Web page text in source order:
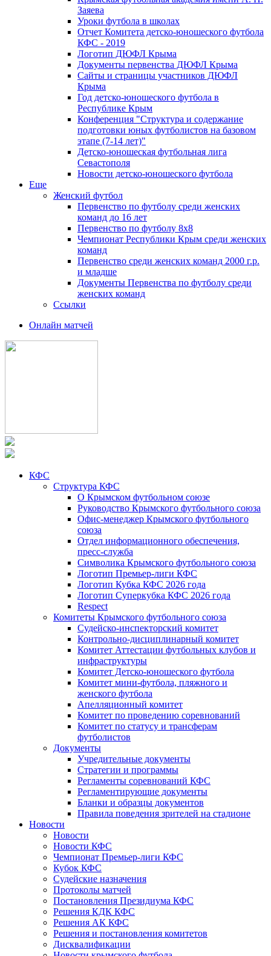
Заяева
Уроки футбола в школах
Отчет Комитета детско-юношеского футбола
КФС - 2019
Логотип ДЮФЛ Крыма
Документы первенства ДЮФЛ Крыма
Сайты и страницы участников ДЮФЛ
Крыма
Год детско-юношеского футбола в
Республике Крым
Конференция "Структура и содержание
подготовки юных футболистов на базовом
этапе (7-14 лет)"
Детско-юношеская футбольная лига
Севастополя
Новости детско-юношеского футбола
Еще
Женский футбол
Первенство по футболу среди женских
команд до 16 лет
Первенство по футболу 8х8
Чемпионат Республики Крым среди женских
команд
Первенство среди женских команд 2000 г.р.
и младше
Документы Первенства по футболу среди
женских команд
Ссылки
Онлайн матчей
КФС
Структура КФС
О Крымском футбольном союзе
Руководство Крымского футбольного союза
Офис-менеджер Крымского футбольного
союза
Отдел информационного обеспечения,
пресс-служба
Символика Крымского футбольного союза
Логотип Премьер-лиги КФС
Логотип Кубка КФС 2026 года
Логотип Суперкубка КФС 2026 года
Respect
Комитеты Крымского футбольного союза
Судейско-инспекторский комитет
Контрольно-дисциплинарный комитет
Комитет Аттестации футбольных клубов и
инфраструктуры
Комитет Детско-юношеского футбола
Комитет мини-футбола, пляжного и
женского футбола
Апелляционный комитет
Комитет по проведению соревнований
Комитет по статусу и трансферам
футболистов
Документы
Учредительные документы
Стратегии и программы
Регламенты соревнований КФС
Регламентирующие документы
Бланки и образцы документов
Правила поведения зрителей на стадионе
Новости
Новости
Новости КФС
Чемпионат Премьер-лиги КФС
Кубок КФС
Судейские назначения
Протоколы матчей
Постановления Президиума КФС
Решения КДК КФС
Решения АК КФС
Решения и постановления комитетов
Дисквалификации